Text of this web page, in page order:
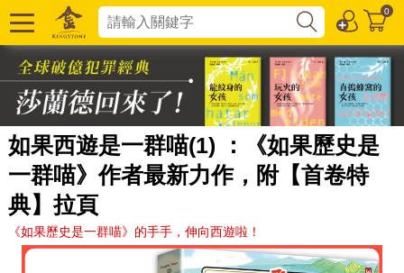
0
如果西遊是一群喵(1) ：《如果歷史是
一群喵》作者最新力作，附【首卷特
典】拉頁
《如果歷史是一群喵》的手手，伸向西遊啦！